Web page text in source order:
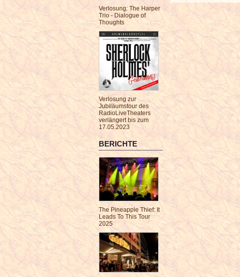
Verlosung: The Harper
Trio - Dialogue of
Thoughts
Verlosung zur
Jubiläumstour des
RadioLiveTheaters
verlängert bis zum
17.05.2023
BERICHTE
The Pineapple Thief: It
Leads To This Tour
2025